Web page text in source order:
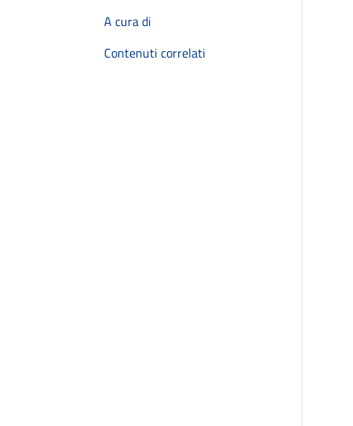
A cura di
Contenuti correlati